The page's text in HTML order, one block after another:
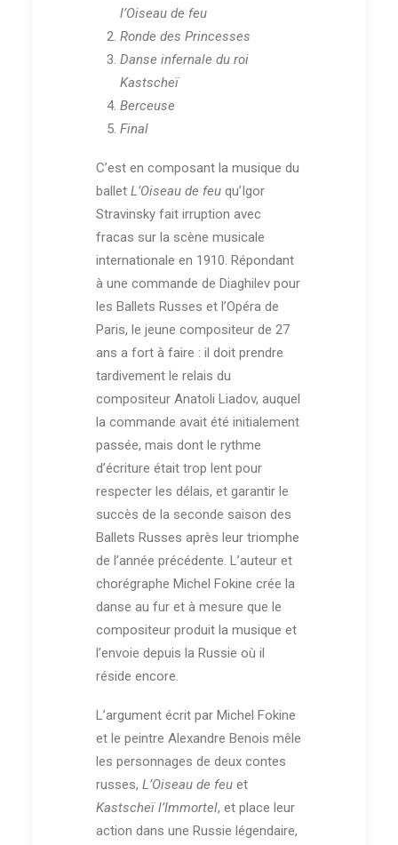
l’Oiseau de feu
Ronde des Princesses
Danse infernale du roi
Kastscheï
Berceuse
Final
C’est en composant la musique du
ballet L’Oiseau de feu qu’Igor
Stravinsky fait irruption avec
fracas sur la scène musicale
internationale en 1910. Répondant
à une commande de Diaghilev pour
les Ballets Russes et l’Opéra de
Paris, le jeune compositeur de 27
ans a fort à faire : il doit prendre
tardivement le relais du
compositeur Anatoli Liadov, auquel
la commande avait été initialement
passée, mais dont le rythme
d’écriture était trop lent pour
respecter les délais, et garantir le
succès de la seconde saison des
Ballets Russes après leur triomphe
de l’année précédente. L’auteur et
chorégraphe Michel Fokine crée la
danse au fur et à mesure que le
compositeur produit la musique et
l’envoie depuis la Russie où il
réside encore.
L’argument écrit par Michel Fokine
et le peintre Alexandre Benois mêle
les personnages de deux contes
russes, L’Oiseau de feu et
Kastscheï l’Immortel, et place leur
action dans une Russie légendaire,